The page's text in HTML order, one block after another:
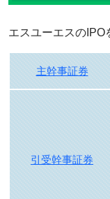
エスユーエスのIPO
主幹事証券
引受幹事証券